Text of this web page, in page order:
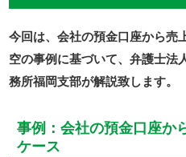
今回は、会社の預金口座から売
空の事例に基づいて、弁護士法
務所福岡支部が解説致します。
事例：会社の預金口座か
ケース